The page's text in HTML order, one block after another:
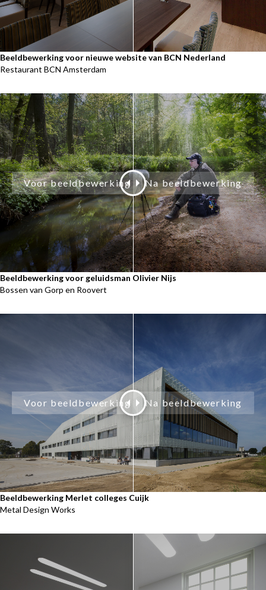
Beeldbewerking voor nieuwe website van BCN Nederland
Restaurant BCN Amsterdam
Beeldbewerking voor geluidsman Olivier Nijs
Bossen van Gorp en Roovert
Beeldbewerking Merlet colleges Cuijk
Metal Design Works